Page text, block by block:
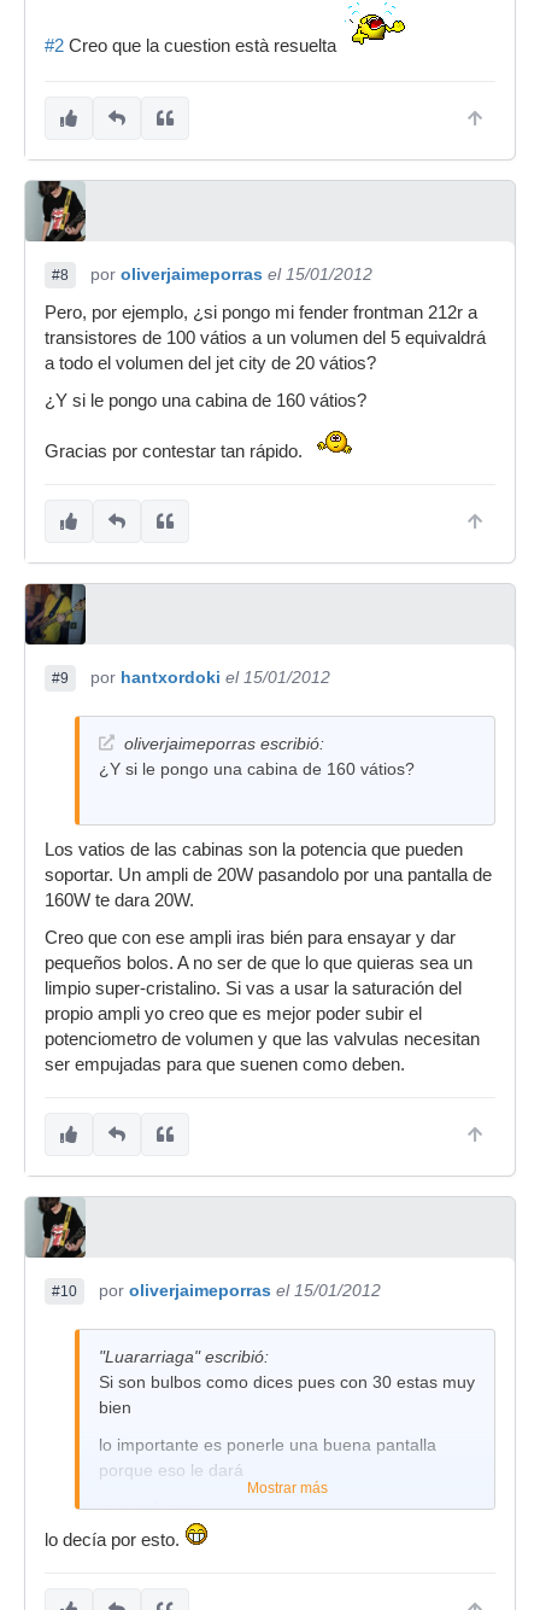
#2 Creo que la cuestion està resuelta
#8 por oliverjaimeporras el 15/01/2012
Pero, por ejemplo, ¿si pongo mi fender frontman 212r a
transistores de 100 vátios a un volumen del 5 equivaldrá
a todo el volumen del jet city de 20 vátios?
¿Y si le pongo una cabina de 160 vátios?
Gracias por contestar tan rápido.
#9 por hantxordoki el 15/01/2012
oliverjaimeporras escribió:
¿Y si le pongo una cabina de 160 vátios?
Los vatios de las cabinas son la potencia que pueden
soportar. Un ampli de 20W pasandolo por una pantalla de
160W te dara 20W.
Creo que con ese ampli iras bién para ensayar y dar
pequeños bolos. A no ser de que lo que quieras sea un
limpio super-cristalino. Si vas a usar la saturación del
propio ampli yo creo que es mejor poder subir el
potenciometro de volumen y que las valvulas necesitan
ser empujadas para que suenen como deben.
#10 por oliverjaimeporras el 15/01/2012
"Luararriaga" escribió:
Si son bulbos como dices pues con 30 estas muy
bien
lo importante es ponerle una buena pantalla
porque eso le dará
mas volumen....
Mostrar más
lo decía por esto.